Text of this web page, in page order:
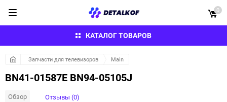
КАТАЛОГ ТОВАРОВ
0
Запчасти для телевизоров Main
BN41-01587E BN94-05105J
Обзор Отзывы (0)